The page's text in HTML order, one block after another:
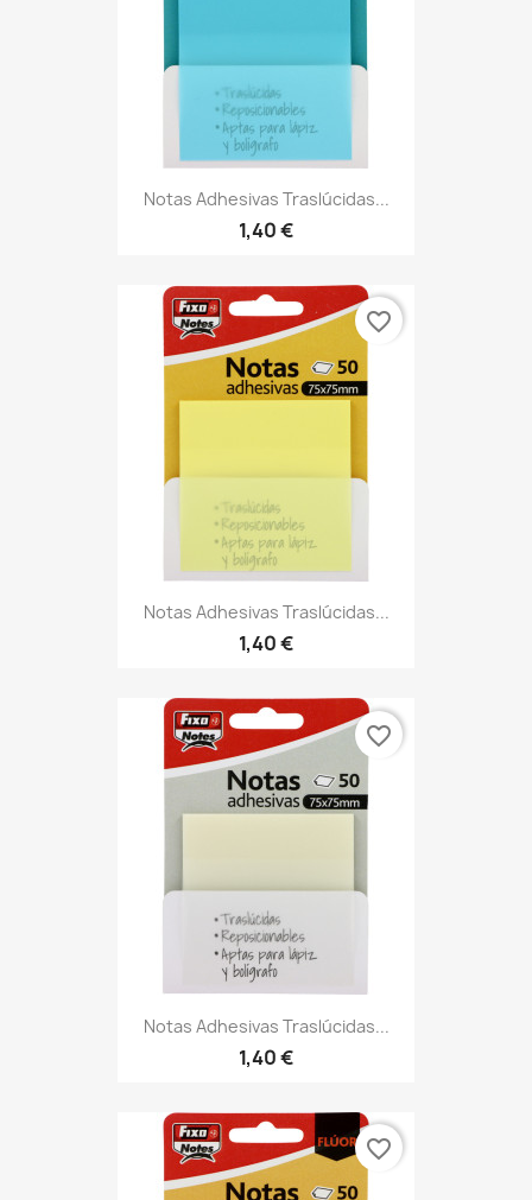
Notas Adhesivas Traslúcidas...
1,40 €
Notas Adhesivas Traslúcidas...
1,40 €
favorite_border
Notas Adhesivas Traslúcidas...
1,40 €
favorite_border
favorite_border